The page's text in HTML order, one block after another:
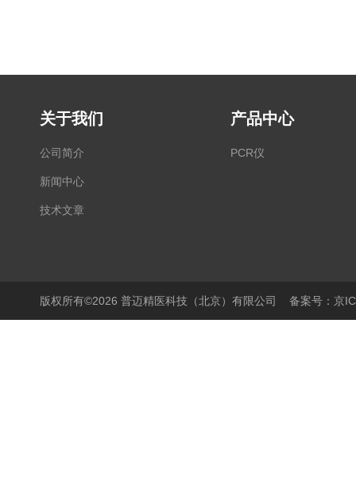
关于我们
公司简介
新闻中心
技术文章
产品中心
PCR仪
版权所有©2026 普迈精医科技（北京）有限公司 备案号：京